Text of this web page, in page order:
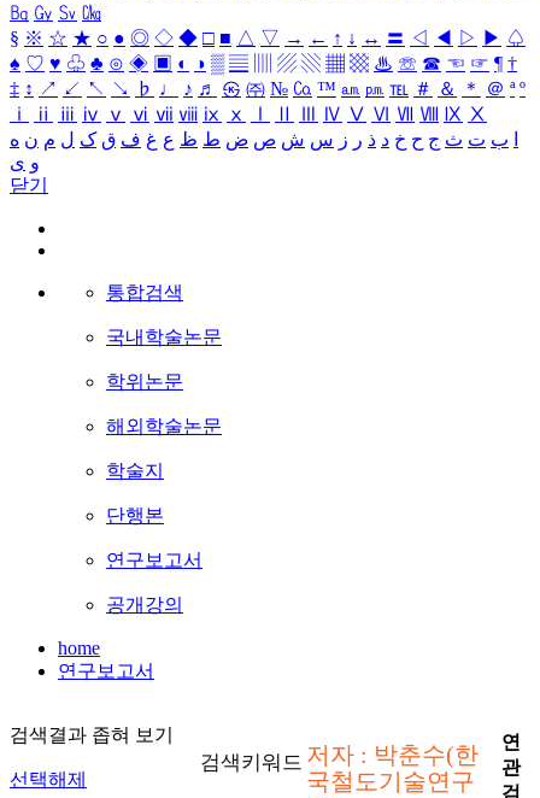
㏃ ㏉ ㏜ ㏆
§ ※ ☆ ★ ○ ● ◎ ◇ ◆ □ ■ △ ▽ → ← ↑ ↓ ↔ 〓 ◁ ◀ ▷ ▶ ♤
♠ ♡ ♥ ♧ ♣ ⊙ ◈ ▣ ◐ ◑ ▒ ▤ ▨ ▧ ▦ ▩ ♨ ☏ ☎ ☜ ☞ ¶ †
‡ ↕ ↗ ↙ ↖ ↘ ♭ ♩ ♪ ♬ ㉿ ㈜ № ㏇ ™ ㏂ ㏘ ℡ ＃ ＆ ＊ ＠ ª º
ⅰ
ⅱ ⅲ ⅳ ⅴ ⅵ ⅶ ⅷ ⅸ ⅹ Ⅳ Ⅴ Ⅵ Ⅶ Ⅷ Ⅸ Ⅹ
ب ت ث ج ح خ د ذ ر ز س ش ص ض ط ظ ع غ ف ق ک ل م ن ه
و ی
닫기
통합검색
국내학술논문
학위논문
해외학술논문
학술지
단행본
연구보고서
공개강의
home
연구보고서
검색결과 좁혀 보기
선택해제
검색키워드 저자 : 박춘수(한
국철도기술연구
연
관
검